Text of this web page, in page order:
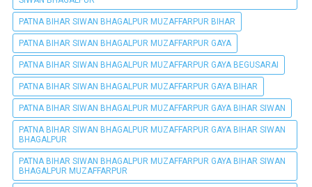
PATNA BIHAR SIWAN BHAGALPUR MUZAFFARPUR BIHAR
PATNA BIHAR SIWAN BHAGALPUR MUZAFFARPUR GAYA
PATNA BIHAR SIWAN BHAGALPUR MUZAFFARPUR GAYA BEGUSARAI
PATNA BIHAR SIWAN BHAGALPUR MUZAFFARPUR GAYA BIHAR
PATNA BIHAR SIWAN BHAGALPUR MUZAFFARPUR GAYA BIHAR SIWAN
PATNA BIHAR SIWAN BHAGALPUR MUZAFFARPUR GAYA BIHAR SIWAN
BHAGALPUR
PATNA BIHAR SIWAN BHAGALPUR MUZAFFARPUR GAYA BIHAR SIWAN
BHAGALPUR MUZAFFARPUR